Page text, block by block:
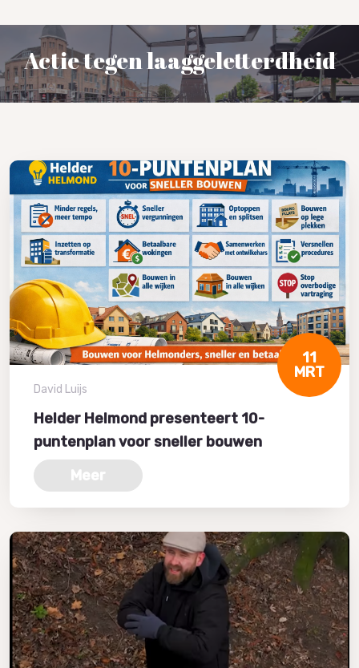
Actie tegen laaggeletterdheid
11
MRT
David Luijs
Helder Helmond presenteert 10-
puntenplan voor sneller bouwen
Meer